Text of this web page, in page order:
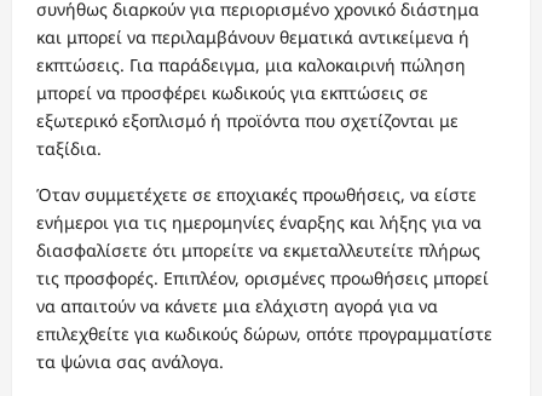
συνήθως διαρκούν για περιορισμένο χρονικό διάστημα
και μπορεί να περιλαμβάνουν θεματικά αντικείμενα ή
εκπτώσεις. Για παράδειγμα, μια καλοκαιρινή πώληση
μπορεί να προσφέρει κωδικούς για εκπτώσεις σε
εξωτερικό εξοπλισμό ή προϊόντα που σχετίζονται με
ταξίδια.
Όταν συμμετέχετε σε εποχιακές προωθήσεις, να είστε
ενήμεροι για τις ημερομηνίες έναρξης και λήξης για να
διασφαλίσετε ότι μπορείτε να εκμεταλλευτείτε πλήρως
τις προσφορές. Επιπλέον, ορισμένες προωθήσεις μπορεί
να απαιτούν να κάνετε μια ελάχιστη αγορά για να
επιλεχθείτε για κωδικούς δώρων, οπότε προγραμματίστε
τα ψώνια σας ανάλογα.